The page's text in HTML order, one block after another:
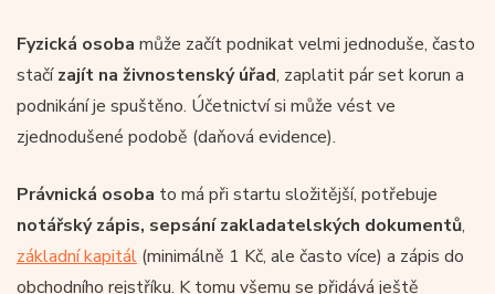
Fyzická osoba může začít podnikat velmi jednoduše, často
stačízajít na živnostenský úřad, zaplatit pár set korun a
podnikání je spuštěno. Účetnictví si může vést ve
zjednodušené podobě (daňová evidence).
Právnická osoba to má při startu složitější, potřebuje
notářský zápis, sepsání zakladatelských dokumentů,
základní kapitál (minimálně 1 Kč, ale často více) a zápis do
obchodního rejstříku. K tomu všemu se přidává ještě